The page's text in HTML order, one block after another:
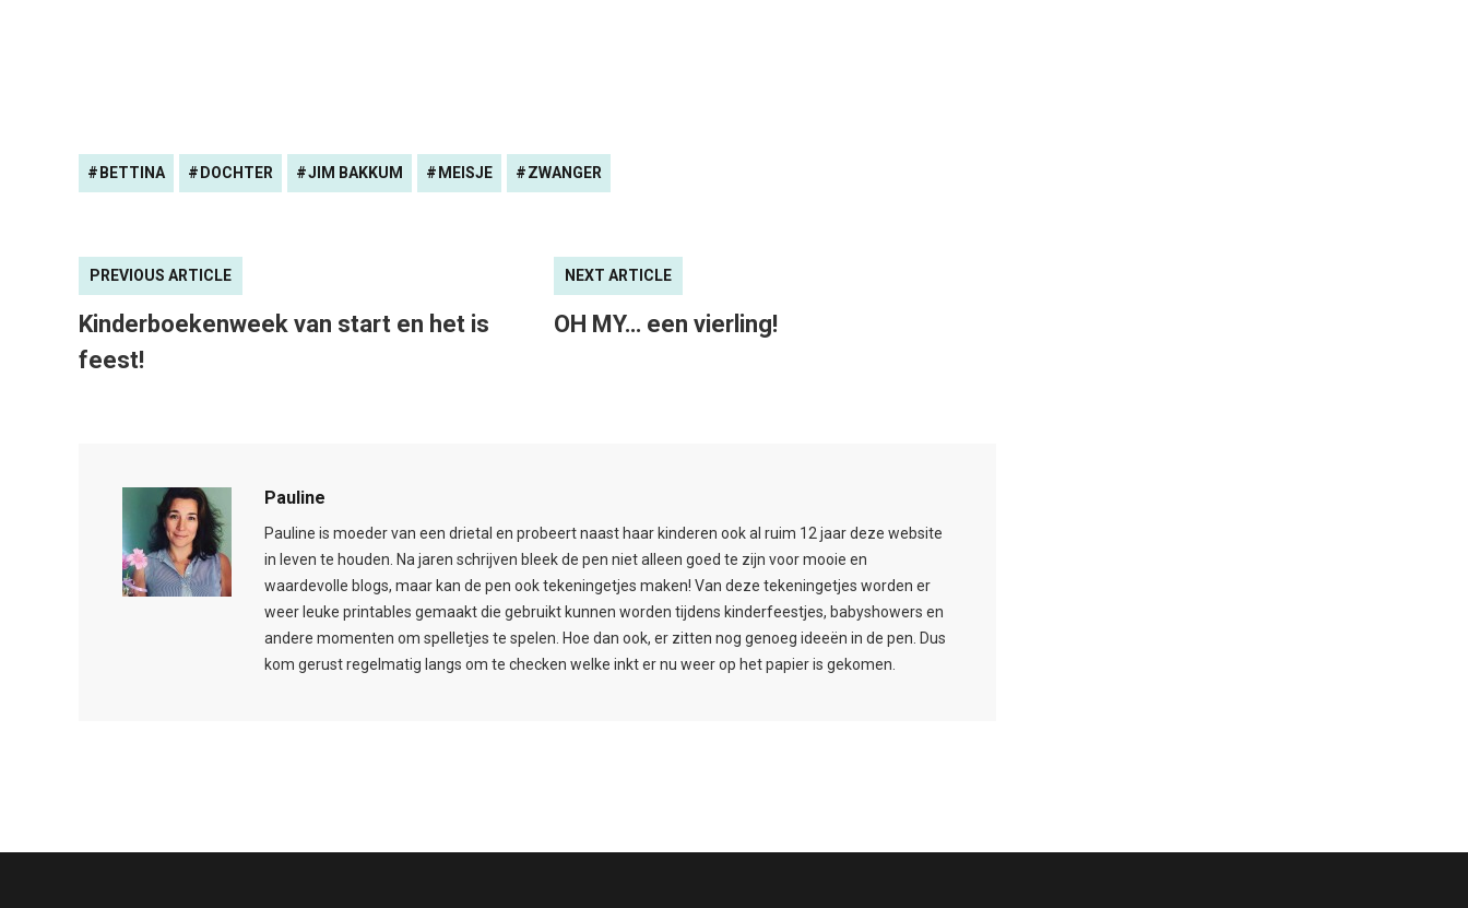
BETTINA DOCHTER JIM BAKKUM MEISJE ZWANGER
PREVIOUS ARTICLE
Kinderboekenweek van start en het is
feest!
NEXT ARTICLE
OH MY… een vierling!
Pauline
Pauline is moeder van een drietal en probeert naast haar kinderen ook al ruim 12 jaar deze website
in leven te houden. Na jaren schrijven bleek de pen niet alleen goed te zijn voor mooie en
waardevolle blogs, maar kan de pen ook tekeningetjes maken! Van deze tekeningetjes worden er
weer leuke printables gemaakt die gebruikt kunnen worden tijdens kinderfeestjes, babyshowers en
andere momenten om spelletjes te spelen. Hoe dan ook, er zitten nog genoeg ideeën in de pen. Dus
kom gerust regelmatig langs om te checken welke inkt er nu weer op het papier is gekomen.